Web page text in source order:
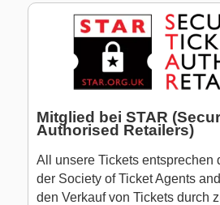
Mitglied bei STAR
Authorised Retailers)
All unsere Tickets entsprechen
der Society of Ticket Agents
den Verkauf von Tickets durch